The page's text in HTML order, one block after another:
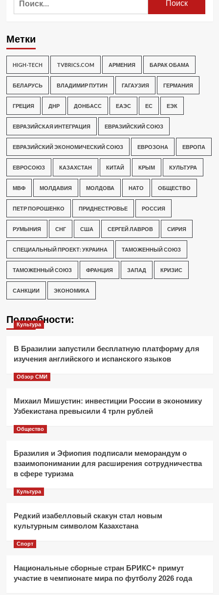
Метки
HIGH-TECH TVBRICS.COM АРМЕНИЯ БАРАК ОБАМА
БЕЛАРУСЬ ВЛАДИМИР ПУТИН ГАГАУЗИЯ ГЕРМАНИЯ
ГРЕЦИЯ ДНР ДОНБАСС ЕАЭС ЕС ЕЭК
ЕВРАЗИЙСКАЯ ИНТЕГРАЦИЯ ЕВРАЗИЙСКИЙ СОЮЗ
ЕВРАЗИЙСКИЙ ЭКОНОМИЧЕСКИЙ СОЮЗ ЕВРОЗОНА ЕВРОПА
ЕВРОСОЮЗ КАЗАХСТАН КИТАЙ КРЫМ КУЛЬТУРА
МВФ МОЛДАВИЯ МОЛДОВА НАТО ОБЩЕСТВО
ПЕТР ПОРОШЕНКО ПРИДНЕСТРОВЬЕ РОССИЯ
РУМЫНИЯ СНГ США СЕРГЕЙ ЛАВРОВ СИРИЯ
СПЕЦИАЛЬНЫЙ ПРОЕКТ: УКРАИНА ТАМОЖЕННЫЙ СОЮЗ
ТАМОЖЕННЫЙ СОЮЗ ФРАНЦИЯ ЗАПАД КРИЗИС
САНКЦИИ ЭКОНОМИКА
Подробности:
Культура
В Бразилии запустили бесплатную платформу для
изучения английского и испанского языков
Обзор СМИ
Михаил Мишустин: инвестиции России в экономику
Узбекистана превысили 4 трлн рублей
Общество
Бразилия и Эфиопия подписали меморандум о
взаимопонимании для расширения сотрудничества
в сфере туризма
Культура
Редкий изабелловый скакун стал новым
культурным символом Казахстана
Спорт
Национальные сборные стран БРИКС+ примут
участие в чемпионате мира по футболу 2026 года